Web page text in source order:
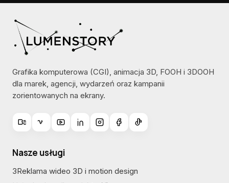
Grafika komputerowa (CGI), animacja 3D, FOOH i 3DOOH
dla marek, agencji, wydarzeń oraz kampanii
zorientowanych na ekrany.
Nasze usługi
3Reklama wideo 3D i motion design